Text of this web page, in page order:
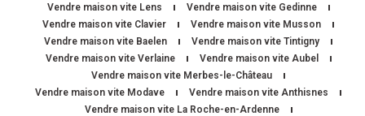
Vendre maison vite Lens
Vendre maison vite Gedinne
Vendre maison vite Clavier
Vendre maison vite Musson
Vendre maison vite Baelen
Vendre maison vite Tintigny
Vendre maison vite Verlaine
Vendre maison vite Aubel
Vendre maison vite Merbes-le-Château
Vendre maison vite Modave
Vendre maison vite Anthisnes
Vendre maison vite La Roche-en-Ardenne